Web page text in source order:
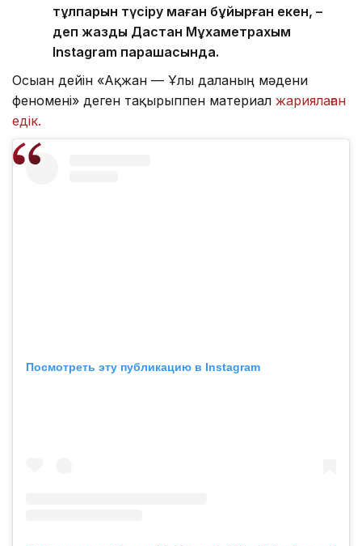
тұлпарын түсіру маған бұйырған екен, –
деп жазды Дастан Мұхаметрахым
Instagram парақшасында.
Осыған дейін «Ақжан — Ұлы даланың мәдени
феномені» деген тақырыппен материал жариялаған
едік.
Посмотреть эту публикацию в Instagram